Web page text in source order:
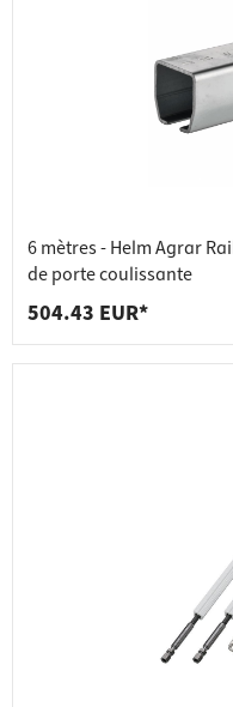
6 mètres - Helm Agrar
de porte coulissante
504.43 EUR*